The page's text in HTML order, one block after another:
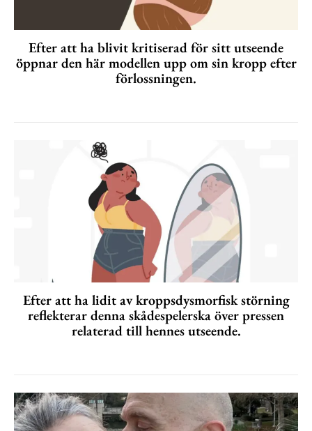
Efter att ha blivit kritiserad för sitt utseende
öppnar den här modellen upp om sin kropp efter
förlossningen.
Efter att ha lidit av kroppsdysmorfisk störning
reflekterar denna skådespelerska över pressen
relaterad till hennes utseende.